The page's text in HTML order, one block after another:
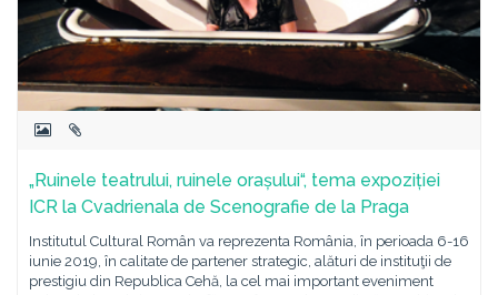
„Ruinele teatrului, ruinele orașului“, tema expoziției
ICR la Cvadrienala de Scenografie de la Praga
Institutul Cultural Român va reprezenta România, în perioada 6-16
iunie 2019, în calitate de partener strategic, alături de instituţii de
prestigiu din Republica Cehă, la cel mai important eveniment